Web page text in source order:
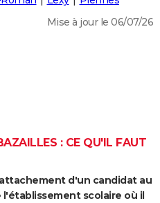
Mise à jour le 06/07/26
: CE QU'IL FAUT
d'un candidat au
scolaire où il